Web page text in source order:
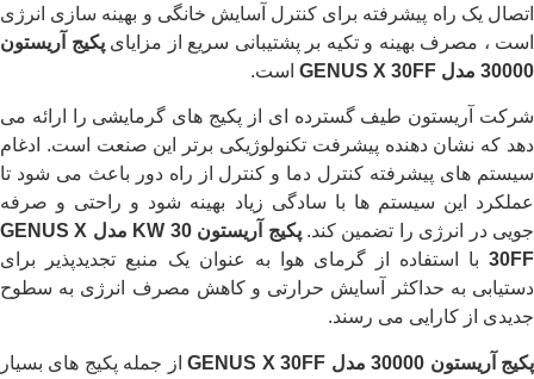
اتصال یک راه پیشرفته برای کنترل آسایش خانگی و بهینه سازی انرژی
است ، مصرف بهینه و تکیه بر پشتیبانی سریع از مزایایپکیج آریستون
30000 مدل است.
شرکت آریستون طیف گسترده ای از پکیج های گرمایشی را ارائه می
دهد که نشان دهنده پیشرفت تکنولوژیکی برتر این صنعت است. ادغام
سیستم های پیشرفته کنترل دما و کنترل از راه دور باعث می شود تا
عملکرد این سیستم ها با سادگی زیاد بهینه شود و راحتی و صرفه
جویی در انرژی را تضمین کند.پکیج آریستون 30 مدل GENUS X
30FF با استفاده از گرمای هوا به عنوان یک منبع تجدیدپذیر برای
دستیابی به حداکثر آسایش حرارتی و کاهش مصرف انرژی به سطوح
جدیدی از کارایی می رسند.
پکیج آریستون 30000مدل GENUS X 30FFاز جمله پکیج های بسیار